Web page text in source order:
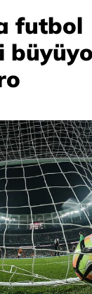
futbol